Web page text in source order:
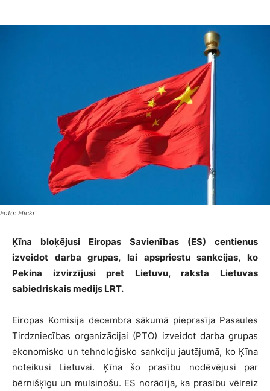
Foto: Flickr
Ķīna bloķējusi Eiropas Savienības (ES) centienus
izveidot darba grupas, lai apspriestu sankcijas, ko
Pekina izvirzījusi pret Lietuvu, raksta Lietuvas
sabiedriskais medijs LRT.
Eiropas Komisija decembra sākumā pieprasīja Pasaules
Tirdzniecības organizācijai (PTO) izveidot darba grupas
ekonomisko un tehnoloģisko sankciju jautājumā, ko Ķīna
noteikusi Lietuvai. Ķīna šo prasību nodēvējusi par
bērnišķīgu un mulsinošu. ES norādīja, ka prasību vēlreiz